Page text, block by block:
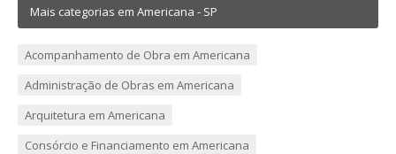
Mais categorias em Americana - SP
Acompanhamento de Obra em Americana
Administração de Obras em Americana
Arquitetura em Americana
Consórcio e Financiamento em Americana